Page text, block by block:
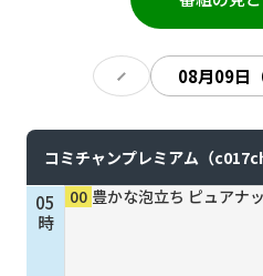
ご加入を検討中の方
現在ご利用中の方
コミチャンプレミアム（c017ch
05
時
00 豊かな泡立ち ピュアナ